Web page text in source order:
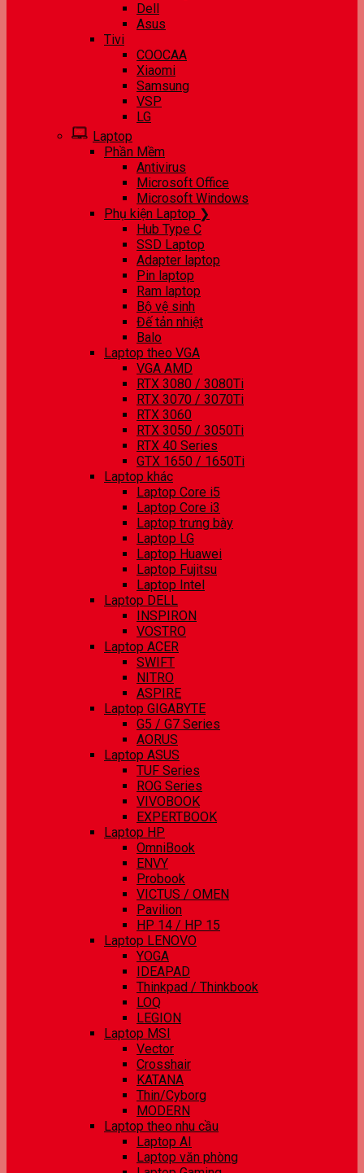
Dell
Asus
Tivi
COOCAA
Xiaomi
Samsung
VSP
LG
Laptop
Phần Mềm
Antivirus
Microsoft Office
Microsoft Windows
Phụ kiện Laptop ❯
Hub Type C
SSD Laptop
Adapter laptop
Pin laptop
Ram laptop
Bộ vệ sinh
Đế tản nhiệt
Balo
Laptop theo VGA
VGA AMD
RTX 3080 / 3080Ti
RTX 3070 / 3070Ti
RTX 3060
RTX 3050 / 3050Ti
RTX 40 Series
GTX 1650 / 1650Ti
Laptop khác
Laptop Core i5
Laptop Core i3
Laptop trưng bày
Laptop LG
Laptop Huawei
Laptop Fujitsu
Laptop Intel
Laptop DELL
INSPIRON
VOSTRO
Laptop ACER
SWIFT
NITRO
ASPIRE
Laptop GIGABYTE
G5 / G7 Series
AORUS
Laptop ASUS
TUF Series
ROG Series
VIVOBOOK
EXPERTBOOK
Laptop HP
OmniBook
ENVY
Probook
VICTUS / OMEN
Pavilion
HP 14 / HP 15
Laptop LENOVO
YOGA
IDEAPAD
Thinkpad / Thinkbook
LOQ
LEGION
Laptop MSI
Vector
Crosshair
KATANA
Thin/Cyborg
MODERN
Laptop theo nhu cầu
Laptop AI
Laptop văn phòng